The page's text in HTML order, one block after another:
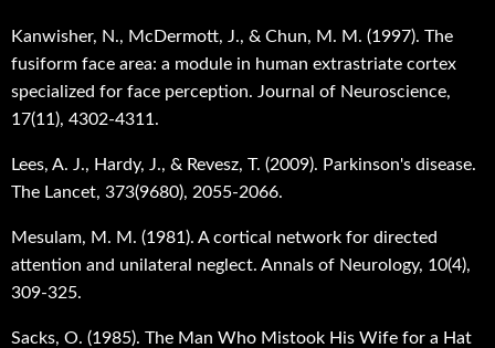
Kanwisher, N., McDermott, J., & Chun, M. M. (1997). The
fusiform face area: a module in human extrastriate cortex
specialized for face perception. Journal of Neuroscience,
17(11), 4302-4311.
Lees, A. J., Hardy, J., & Revesz, T. (2009). Parkinson's disease.
The Lancet, 373(9680), 2055-2066.
Mesulam, M. M. (1981). A cortical network for directed
attention and unilateral neglect. Annals of Neurology, 10(4),
309-325.
Sacks, O. (1985). The Man Who Mistook His Wife for a Hat